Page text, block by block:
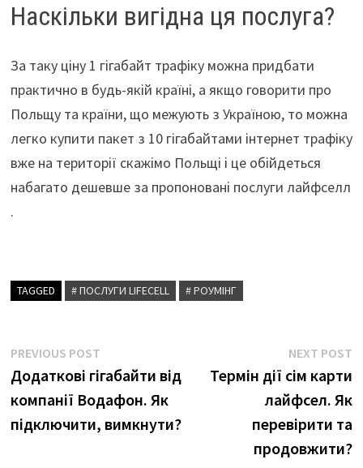
Наскільки вигідна ця послуга?
За таку ціну 1 гігабайт трафіку можна придбати
практично в будь-якій країні, а якщо говорити про
Польщу та країни, що межують з Україною, то можна
легко купити пакет з 10 гігабайтами інтернет трафіку
вже на території скажімо Польщі і це обійдеться
набагато дешевше за пропоновані послуги лайфселл
.
TAGGED # ПОСЛУГИ LIFECELL # РОУМІНГ
Навігація
записів
PREVIOUS POSTPrevious
post:
Додаткові гігабайти від
компанії Водафон. Як
підключити, вимкнути?
NEXT POST
Термін дії сім карти
лайфсел. Як
перевірити та
продовжити?